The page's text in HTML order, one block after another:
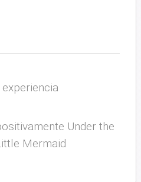
Under the
Mermaid